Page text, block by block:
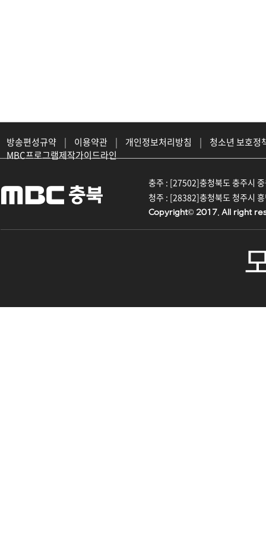
방송편성규약 | 이용약관 | 개인정보처리방침 |
청소년 보호정
MBC프로그램제작가이드라인
충주 : [27502]충청북도 충주시
청주 : [28382]충청북도 청주시
Copyright© 2017. All right